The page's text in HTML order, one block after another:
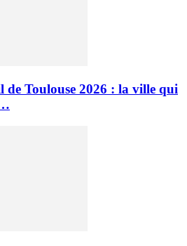
Toulouse 2026 : la ville qui